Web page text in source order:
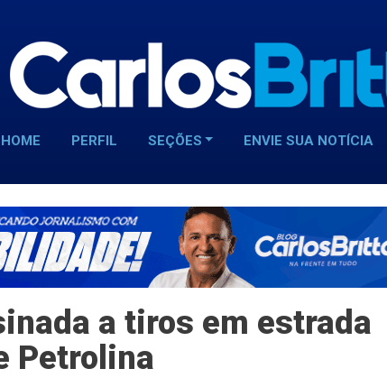
HOME PERFIL SEÇÕES ENVIE SUA NOTÍCIA
a tiros em estrada
Petrolina